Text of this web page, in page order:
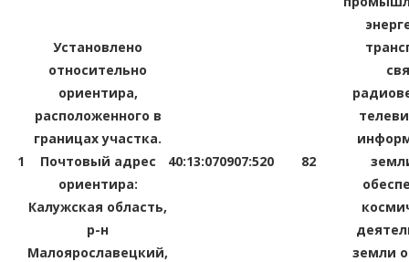
1
Установлено
относительно
ориентира,
расположенного в
границах участка.
Почтовый адрес
ориентира:
Калужская область,
р-н
Малоярославецкий,
40:13:070907:520 82
земли